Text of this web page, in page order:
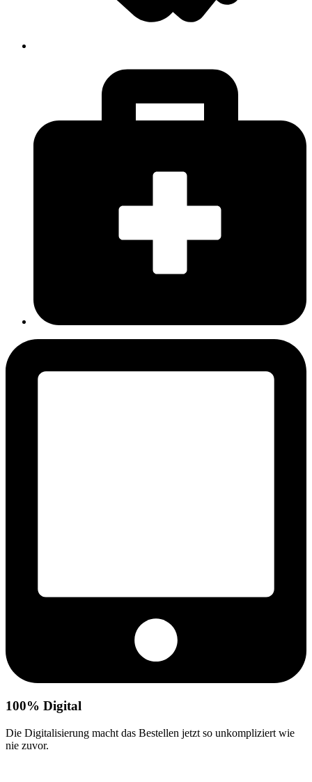
100% Digital
Die Digitalisierung macht das Bestellen jetzt so unkompliziert wie
nie zuvor.